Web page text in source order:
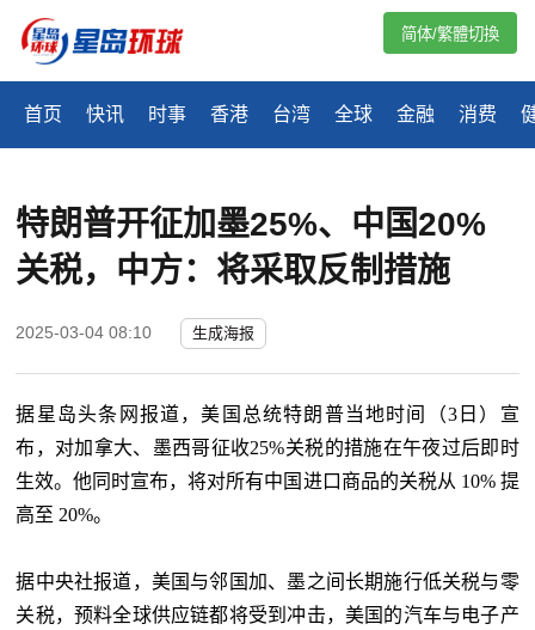
首页 快讯 时事 香港 台湾 全球 金融 消费
简体/繁體切換
特朗普开征加墨25%、中国20%
关税，中方：将采取反制措施
2025-03-04 08:10 生成海报
据星岛头条网报道，美国总统特朗普当地时间（3日）宣
布，对加拿大、墨西哥征收25%关税的措施在午夜过后即时
生效。他同时宣布，将对所有中国进口商品的关税从 10% 提
高至 20%。
据中央社报道， 美国与邻国加、墨之间长期施行低关税与零
关税，预料全球供应链都将受到冲击，美国的汽车与电子产